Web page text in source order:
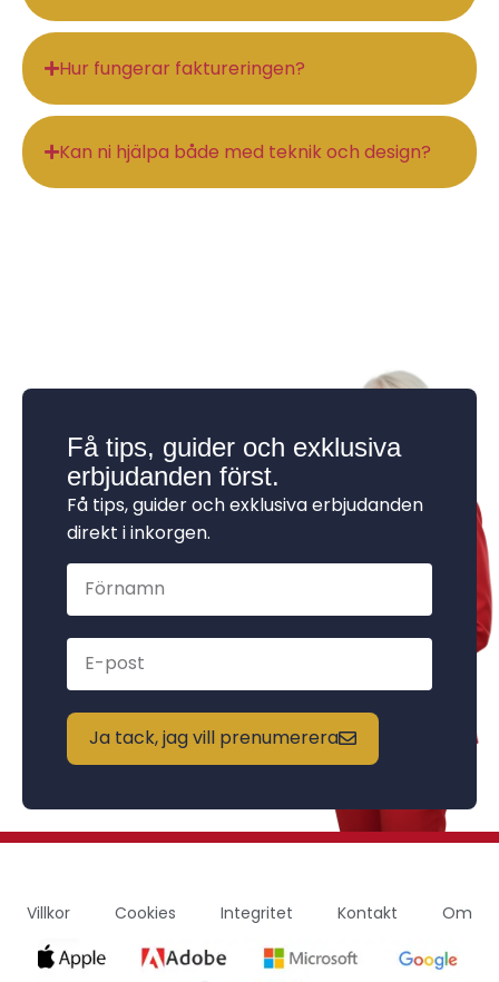
Hur fungerar faktureringen?
Kan ni hjälpa både med teknik och design?
Få tips, guider och exklusiva
erbjudanden först.
Få tips, guider och exklusiva erbjudanden
direkt i inkorgen.
Ja tack, jag vill prenumerera
Villkor Cookies Integritet Kontakt Om